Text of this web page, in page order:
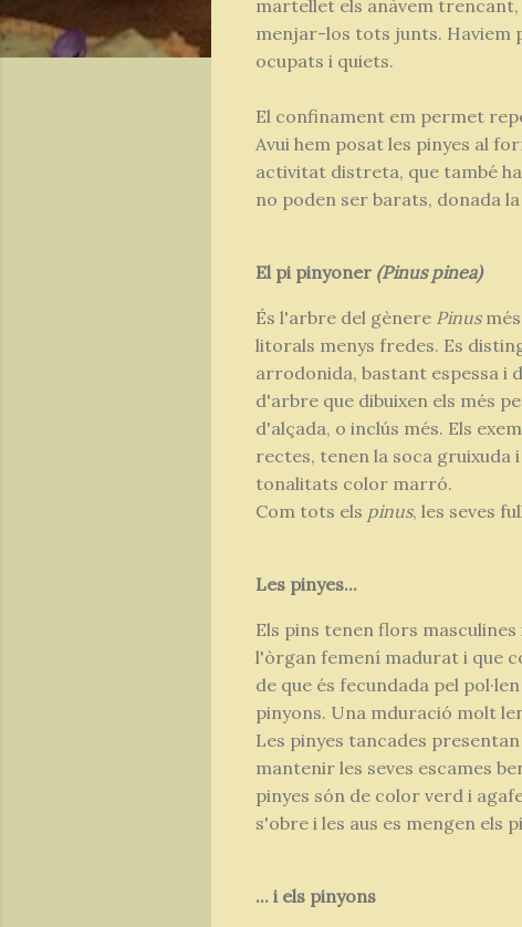
martellet els anàvem trencant,
menjar-los tots junts. Haviem
ocupats i quiets.
El confinament em permet
Avui hem posat les pinyes al
activitat distreta, que també
no poden ser barats, donada
El pi pinyoner (Pinus pinea)
És l'arbre del gènere Pinusmés
litorals menys fredes. Es
arrodonida, bastant espessa i
d'arbre que dibuixen els més
d'alçada, o inclús més. Els
rectes, tenen la soca gruixuda
tonalitats color marró.
Com tots els pinus, les seves
Les pinyes...
Els pins tenen flors
l'òrgan femení madurat i que
de que és fecundada pel
pinyons. Una mduració molt
Les pinyes tancades
mantenir les seves escames
pinyes són de color verd i
s'obre i les aus es mengen els
... i els pinyons